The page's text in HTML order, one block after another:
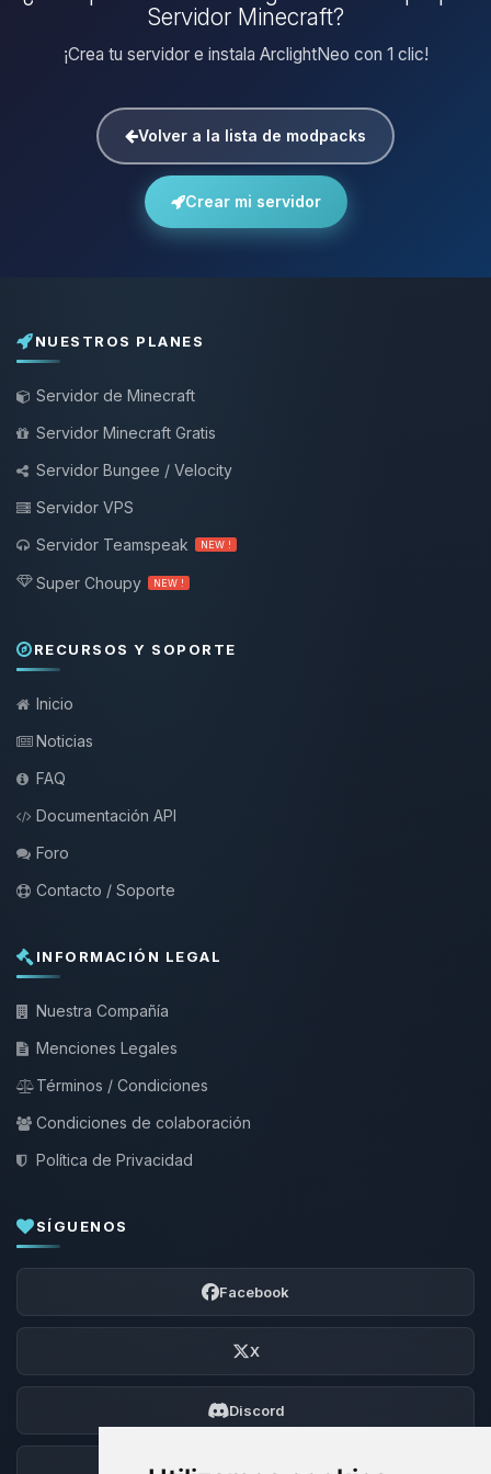
Servidor Minecraft?
¡Crea tu servidor e instala ArclightNeo con 1 clic!
Volver a la lista de modpacks
Crear mi servidor
NUESTROS PLANES
Servidor de Minecraft
Servidor Minecraft Gratis
Servidor Bungee / Velocity
Servidor VPS
Servidor Teamspeak
NEW !
Super Choupy NEW !
RECURSOS Y SOPORTE
Inicio
Noticias
FAQ
Documentación API
Foro
Contacto / Soporte
INFORMACIÓN LEGAL
Nuestra Compañía
Menciones Legales
Términos / Condiciones
Condiciones de colaboración
Política de Privacidad
SÍGUENOS
Facebook
X
Discord
Foro